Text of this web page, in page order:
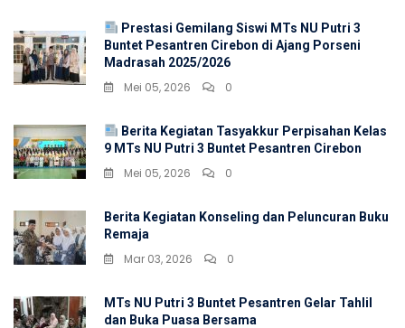
Prestasi Gemilang Siswi MTs NU Putri 3
Buntet Pesantren Cirebon di Ajang Porseni
Madrasah 2025/2026
Mei 05, 2026 0
Berita Kegiatan Tasyakkur Perpisahan Kelas
9 MTs NU Putri 3 Buntet Pesantren Cirebon
Mei 05, 2026 0
Berita Kegiatan Konseling dan Peluncuran Buku
Remaja
Mar 03, 2026 0
MTs NU Putri 3 Buntet Pesantren Gelar Tahlil
dan Buka Puasa Bersama